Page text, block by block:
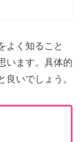
よく知ること
います。具体的
いでしょう。